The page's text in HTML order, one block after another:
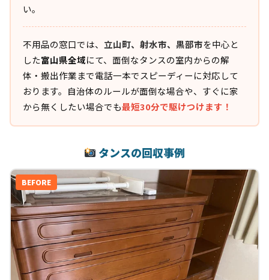
対応エリア
い。
不用品の窓口では、 立山町、射水市、黒部市を中心と
した富山県全域にて、面倒なタンスの室内からの解
体・搬出作業まで電話一本でスピーディーに対応して
おります。自治体のルールが面倒な場合や、すぐに家
から無くしたい場合でも最短30分で駆けつけます！
タンスの回収事例
BEFORE